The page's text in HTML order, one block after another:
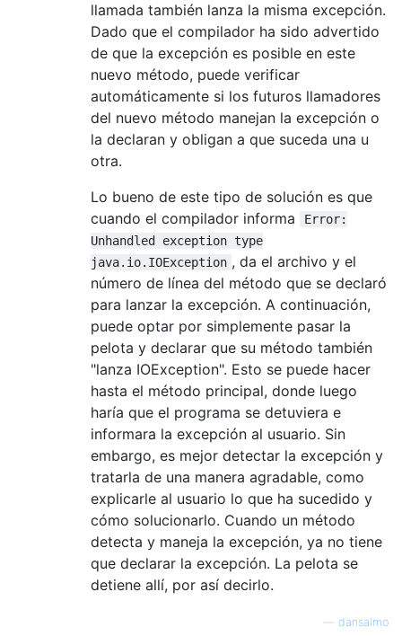
llamada también lanza la misma excepción.
Dado que el compilador ha sido advertido
de que la excepción es posible en este
nuevo método, puede verificar
automáticamente si los futuros llamadores
del nuevo método manejan la excepción o
la declaran y obligan a que suceda una u
otra.
Lo bueno de este tipo de solución es que
cuando el compilador informa
Error:
Unhandled exception type
java.io.IOException , da el archivo y el
número de línea del método que se declaró
para lanzar la excepción. A continuación,
puede optar por simplemente pasar la
pelota y declarar que su método también
"lanza IOException". Esto se puede hacer
hasta el método principal, donde luego
haría que el programa se detuviera e
informara la excepción al usuario. Sin
embargo, es mejor detectar la excepción y
tratarla de una manera agradable, como
explicarle al usuario lo que ha sucedido y
cómo solucionarlo. Cuando un método
detecta y maneja la excepción, ya no tiene
que declarar la excepción. La pelota se
detiene allí, por así decirlo.
dansalmo